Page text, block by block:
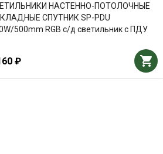
НАСТЕННО-ПОТОЛОЧНЫЕ
СПУТНИК SP-PDU
500mm RGB с/д светильник с ПДУ
₽